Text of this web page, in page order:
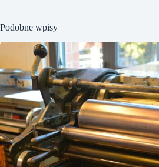
Podobne wpisy